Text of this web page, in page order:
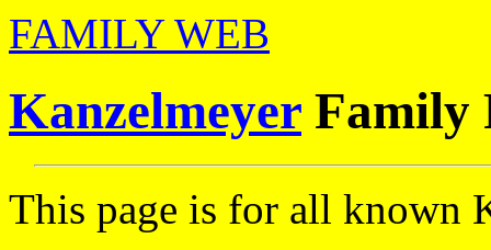
FAMILY WEB
Kanzelmeyer Family
This page is for all known